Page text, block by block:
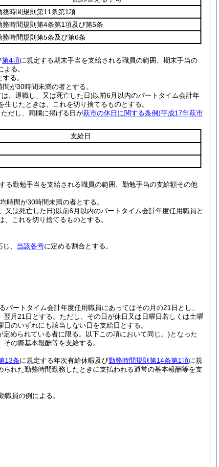
務時間規則第11条第1項
務時間規則第4条第1項及び第5条
務時間規則第5条及び第6条
第4項に規定する期末手当を支給される職員の範囲、期末手当の
る。
る。
が30時間未満の者とする。
、退職し、又は死亡した日)以前6月以内のパートタイム会計年
じたときは、これを切り捨てるものとする。
ただし、同欄に掲げる日が萩市の休日に関する条例(平成17年萩市
支給日
る勤勉手当を支給される職員の範囲、勤勉手当の支給額その他
時間が30時間未満の者とする。
又は死亡した日)以前6月以内のパートタイム会計年度任用職員と
これを切り捨てるものとする。
、 当該各号に定める割合とする。
ートタイム会計年度任用職員にあってはその月の21日とし、
月21日とする。 ただし、その日が休日又は日曜日若しくは土曜
のいずれにも該当しない日を支給日とする。
定められている者に限る。以下この項において同じ。)となった
の際基本報酬等を支給する。
13条に規定する年次有給休暇及び勤務時間規則第14条第1項に規
れた勤務時間勤務したときに支払われる通常の基本報酬等を支
員の例による。